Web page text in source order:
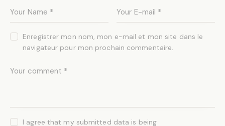
Enregistrer mon nom, mon e-mail et mon site dans le
navigateur pour mon prochain commentaire.
I agree that my submitted data is being